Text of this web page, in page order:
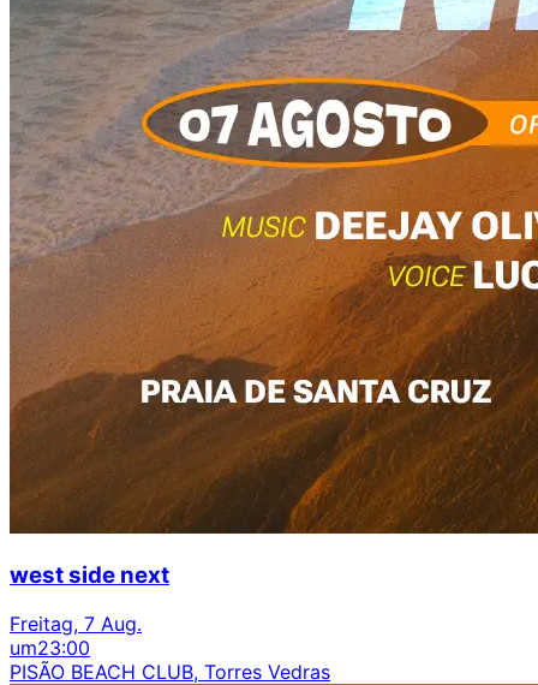
west side next
Freitag, 7 Aug.
um23:00
PISÃO BEACH CLUB, Torres Vedras